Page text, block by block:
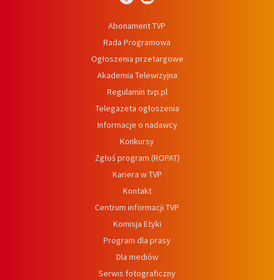
Abonament TVP
Rada Programowa
Ogłoszenia przetargowe
Akademia Telewizyjna
Regulamin tvp.pl
Telegazeta ogłoszenia
Informacje o nadawcy
Konkursy
Zgłoś program (ROPAT)
Kariera w TVP
Kontakt
Centrum informacji TVP
Komisja Etyki
Program dla prasy
Dla mediów
Serwis fotograficzny